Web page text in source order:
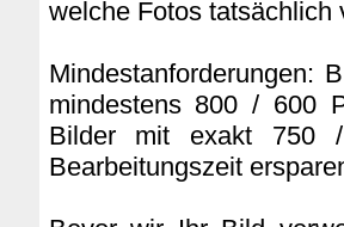
welche Fotos tatsächlich
Mindestanforderungen:
mindestens 800 / 600
Bilder mit exakt 750
Bearbeitungszeit